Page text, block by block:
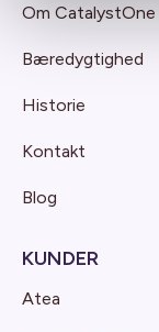
Om CatalystOne
Bæredygtighed
Historie
Kontakt
Blog
KUNDER
Atea